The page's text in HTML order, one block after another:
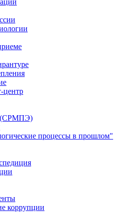
центр
процессы в прошлом"
коррупции